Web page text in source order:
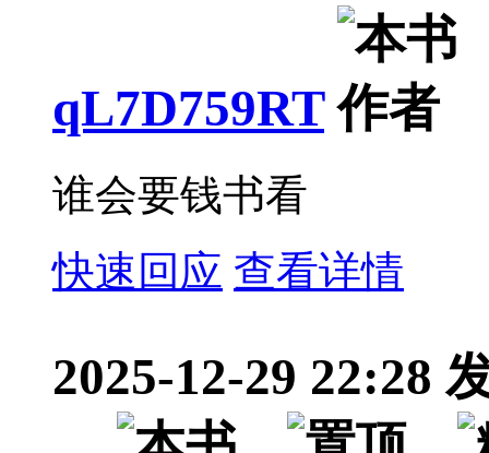
qL7D759RT
谁会要钱书看
快速回应 查看详情
2025-12-29 22:28